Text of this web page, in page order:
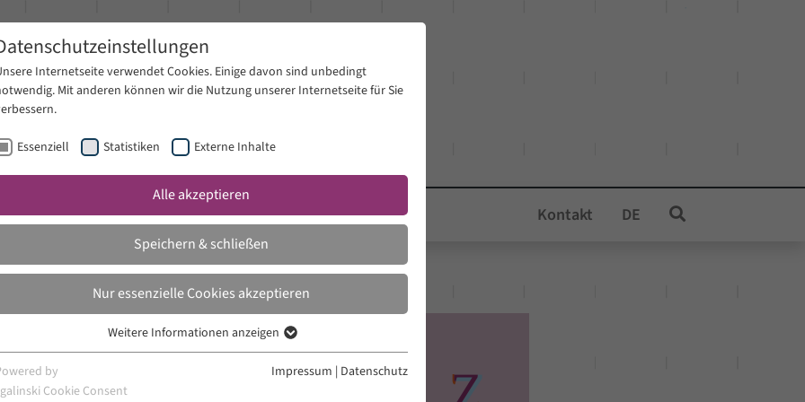
News Kontakt DE
Internetseite verwendet Cookies. Einige davon sind unbedingt
Mit anderen können wir die Nutzung unserer Internetseite für Sie
Essenziell Statistiken Externe Inhalte
Alle akzeptieren
Speichern & schließen
Nur essenzielle Cookies akzeptieren
Essenzielle Cookies werden für grundlegende Funktionen der Webseite
benötigt. Dadurch ist gewährleistet, dass die Webseite einwandfrei
Weitere Informationen anzeigen
by
Cookie Consent
Impressum | Datenschutz